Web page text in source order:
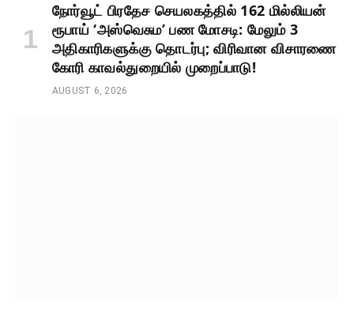
நோர்வூட் பிரதேச செயலகத்தில் 162 மில்லியன்
ரூபாய் ‘அஸ்வெசும’ பண மோசடி: மேலும் 3
அதிகாரிகளுக்கு தொடர்பு; விரிவான விசாரணை
கோரி காவல்துறையில் முறைப்பாடு!
AUGUST 6, 2026